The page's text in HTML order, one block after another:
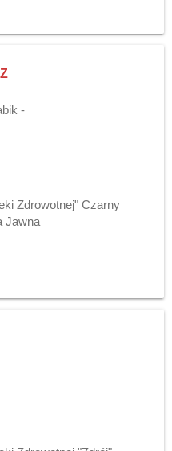
-
Zdrowotnej" Czarny
Jawna